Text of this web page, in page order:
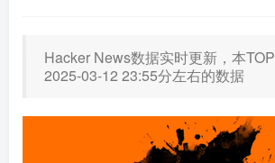
Hacker News数据实时更新，本
2025-03-12 23:55分左右的数据